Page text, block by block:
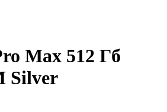
Max 512 Гб
Silver